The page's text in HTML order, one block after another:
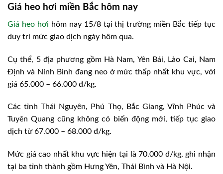
Giá heo hơi miền Bắc hôm nay
Giá heo hơi hôm nay 15/8 tại thị trường miền Bắc tiếp tục
duy trì mức giao dịch ngày hôm qua.
Cụ thể, 5 địa phương gồm Hà Nam, Yên Bái, Lào Cai, Nam
Định và Ninh Bình đang neo ở mức thấp nhất khu vực, với
giá 65.000 – 66.000 đ/kg.
Các tỉnh Thái Nguyên, Phú Thọ, Bắc Giang, Vĩnh Phúc và
Tuyên Quang cũng không có biến động mới, tiếp tục giao
dịch từ 67.000 – 68.000 đ/kg.
Mức giá cao nhất khu vực hiện tại là 70.000 đ/kg, ghi nhận
tại ba tỉnh thành gồm Hưng Yên, Thái Bình và Hà Nội.